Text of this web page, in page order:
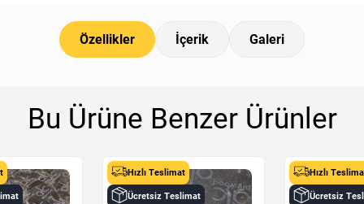
Özellikler İçerik Galeri
Bu Ürüne Benzer Ürünler
Hızlı Teslimat
Ücretsiz Teslimat
Hızlı
Ücretsiz